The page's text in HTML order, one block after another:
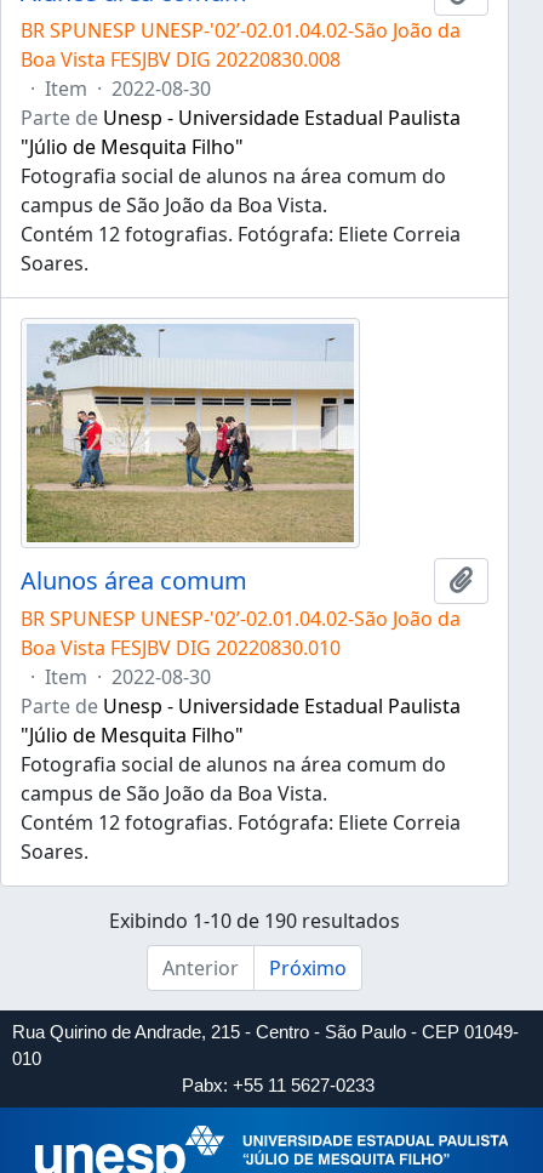
BR SPUNESP UNESP-'02’-02.01.04.02-São João da
Boa Vista FESJBV DIG 20220830.008
· Item · 2022-08-30
Parte de Unesp - Universidade Estadual Paulista
"Júlio de Mesquita Filho"
Fotografia social de alunos na área comum do
campus de São João da Boa Vista.
Contém 12 fotografias. Fotógrafa: Eliete Correia
Soares.
Alunos área comum
BR SPUNESP UNESP-'02’-02.01.04.02-São João da
Boa Vista FESJBV DIG 20220830.010
· Item · 2022-08-30
Parte de Unesp - Universidade Estadual Paulista
"Júlio de Mesquita Filho"
Fotografia social de alunos na área comum do
campus de São João da Boa Vista.
Contém 12 fotografias. Fotógrafa: Eliete Correia
Soares.
Exibindo 1-10 de 190 resultados
Anterior
Próximo
Rua Quirino de Andrade, 215 - Centro - São Paulo - CEP 01049-
010
Pabx: +55 11 5627-0233